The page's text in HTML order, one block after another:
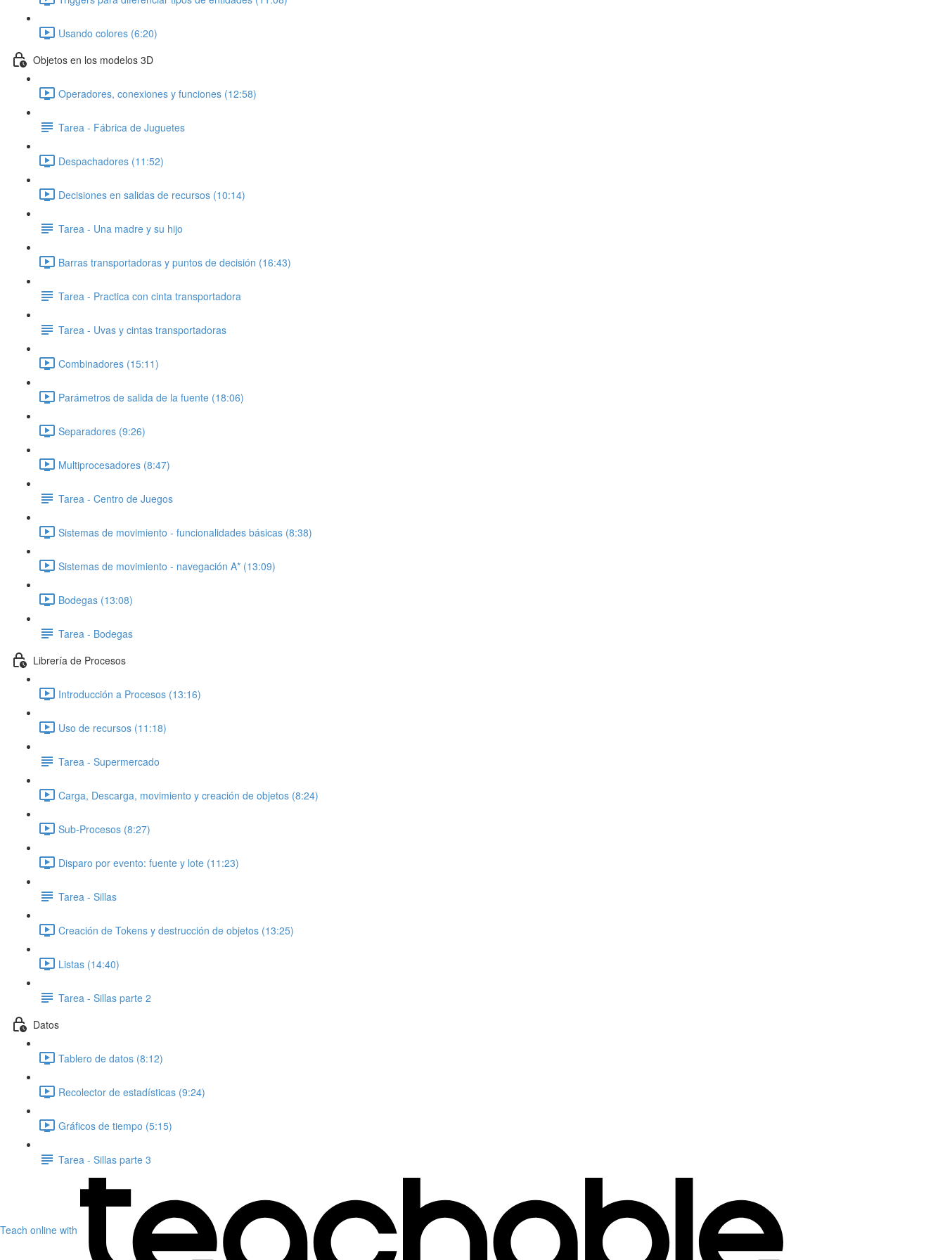
Usando colores (6:20)
Objetos en los modelos 3D
Operadores, conexiones y funciones (12:58)
Tarea - Fábrica de Juguetes
Despachadores (11:52)
Decisiones en salidas de recursos (10:14)
Tarea - Una madre y su hijo
Barras transportadoras y puntos de decisión (16:43)
Tarea - Practica con cinta transportadora
Tarea - Uvas y cintas transportadoras
Combinadores (15:11)
Parámetros de salida de la fuente (18:06)
Separadores (9:26)
Multiprocesadores (8:47)
Tarea - Centro de Juegos
Sistemas de movimiento - funcionalidades básicas (8:38)
Sistemas de movimiento - navegación A* (13:09)
Bodegas (13:08)
Tarea - Bodegas
Librería de Procesos
Introducción a Procesos (13:16)
Uso de recursos (11:18)
Tarea - Supermercado
Carga, Descarga, movimiento y creación de objetos (8:24)
Sub-Procesos (8:27)
Disparo por evento: fuente y lote (11:23)
Tarea - Sillas
Creación de Tokens y destrucción de objetos (13:25)
Listas (14:40)
Tarea - Sillas parte 2
Datos
Tablero de datos (8:12)
Recolector de estadísticas (9:24)
Gráficos de tiempo (5:15)
Tarea - Sillas parte 3
Teach online with